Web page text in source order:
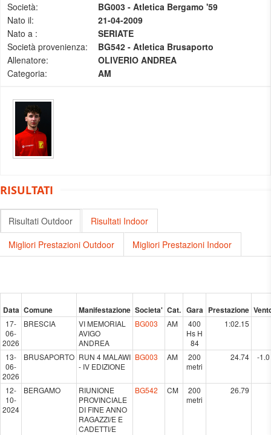
Società:
BG003 - Atletica Bergamo '59
Nato il:
21-04-2009
Nato a :
SERIATE
Società provenienza:
BG542 - Atletica Brusaporto
Allenatore:
OLIVERIO ANDREA
Categoria:
AM
RISULTATI
Risultati Outdoor
Risultati Indoor
Migliori Prestazioni Outdoor
Migliori Prestazioni Indoor
Data Comune Manifestazione Societa' Cat. Gara Prestazione
17-
06-
2026
BRESCIA
VI MEMORIAL
AVIGO
ANDREA
BG003 AM
400
Hs H
84
1:02.15
13-
06-
2026
BRUSAPORTO RUN 4 MALAWI
- IV EDIZIONE
BG003 AM
200
metri
24.74 -1.0
12-
10-
2024
BERGAMO
RIUNIONE
PROVINCIALE
DI FINE ANNO
RAGAZZI/E E
CADETTI/E
BG542 CM
200
metri
26.79